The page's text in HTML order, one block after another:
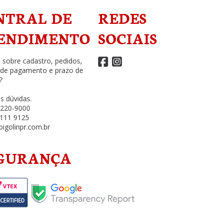
DE
sobre cadastro, pedidos,
pagamento e prazo de
dúvidas.
9000
9125
REDES
SOCIAIS